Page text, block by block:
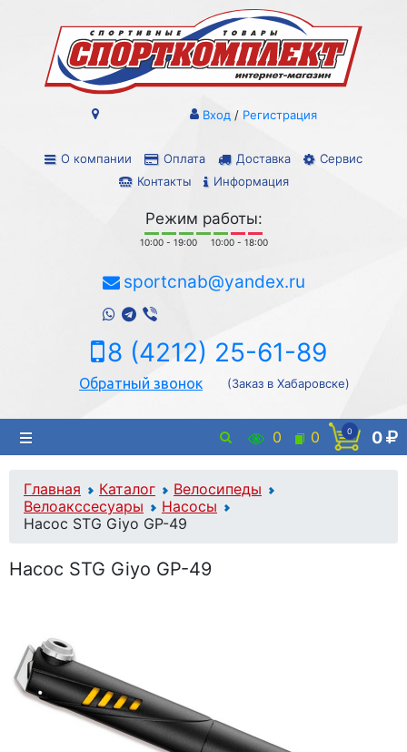
О компании Оплата Доставка
Сервис
Контакты
Информация
Вход / Регистрация
Режим работы:
10:00 - 19:00 10:00 - 18:00
sportcnab@yandex.ru
8 (4212) 25-61-89
Обратный звонок (Заказ в Хабаровске)
0 0 0 0
Главная Каталог
Велосипеды
Велоакссесуары
Насосы
Насос STG Giyo GP-49
Насос STG Giyo GP-49